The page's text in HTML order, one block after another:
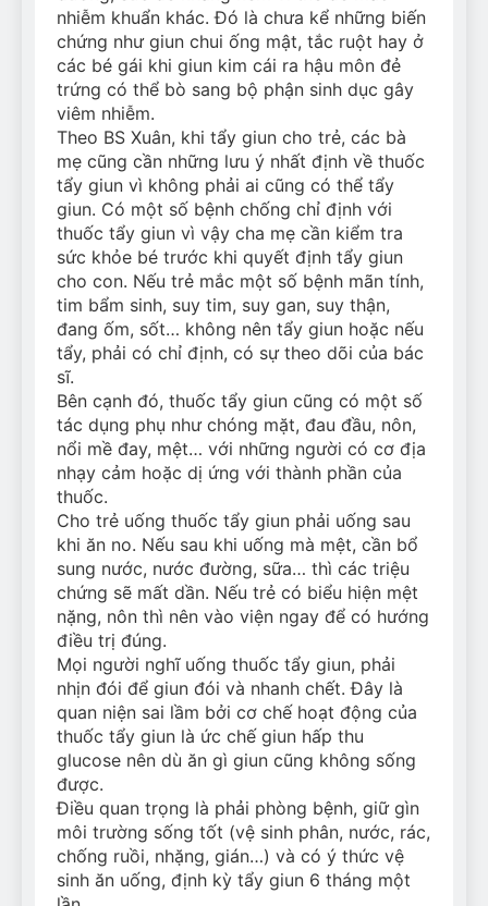
nhiễm khuẩn khác. Đó là chưa kể những biến
chứng như giun chui ống mật, tắc ruột hay ở
các bé gái khi giun kim cái ra hậu môn đẻ
trứng có thể bò sang bộ phận sinh dục gây
viêm nhiễm.
Theo BS Xuân, khi tẩy giun cho trẻ, các bà
mẹ cũng cần những lưu ý nhất định về thuốc
tẩy giun vì không phải ai cũng có thể tẩy
giun. Có một số bệnh chống chỉ định với
thuốc tẩy giun vì vậy cha mẹ cần kiểm tra
sức khỏe bé trước khi quyết định tẩy giun
cho con. Nếu trẻ mắc một số bệnh mãn tính,
tim bẩm sinh, suy tim, suy gan, suy thận,
đang ốm, sốt… không nên tẩy giun hoặc nếu
tẩy, phải có chỉ định, có sự theo dõi của bác
sĩ.
Bên cạnh đó, thuốc tẩy giun cũng có một số
tác dụng phụ như chóng mặt, đau đầu, nôn,
nổi mề đay, mệt… với những người có cơ địa
nhạy cảm hoặc dị ứng với thành phần của
thuốc.
Cho trẻ uống thuốc tẩy giun phải uống sau
khi ăn no. Nếu sau khi uống mà mệt, cần bổ
sung nước, nước đường, sữa… thì các triệu
chứng sẽ mất dần. Nếu trẻ có biểu hiện mệt
nặng, nôn thì nên vào viện ngay để có hướng
điều trị đúng.
Mọi người nghĩ uống thuốc tẩy giun, phải
nhịn đói để giun đói và nhanh chết. Đây là
quan niện sai lầm bởi cơ chế hoạt động của
thuốc tẩy giun là ức chế giun hấp thu
glucose nên dù ăn gì giun cũng không sống
được.
Điều quan trọng là phải phòng bệnh, giữ gìn
môi trường sống tốt (vệ sinh phân, nước, rác,
chống ruồi, nhặng, gián…) và có ý thức vệ
sinh ăn uống, định kỳ tẩy giun 6 tháng một